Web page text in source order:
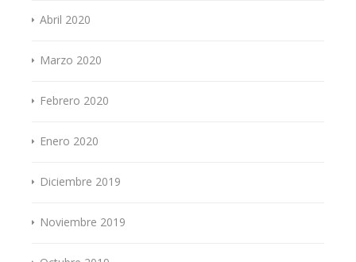
Abril 2020
Marzo 2020
Febrero 2020
Enero 2020
Diciembre 2019
Noviembre 2019